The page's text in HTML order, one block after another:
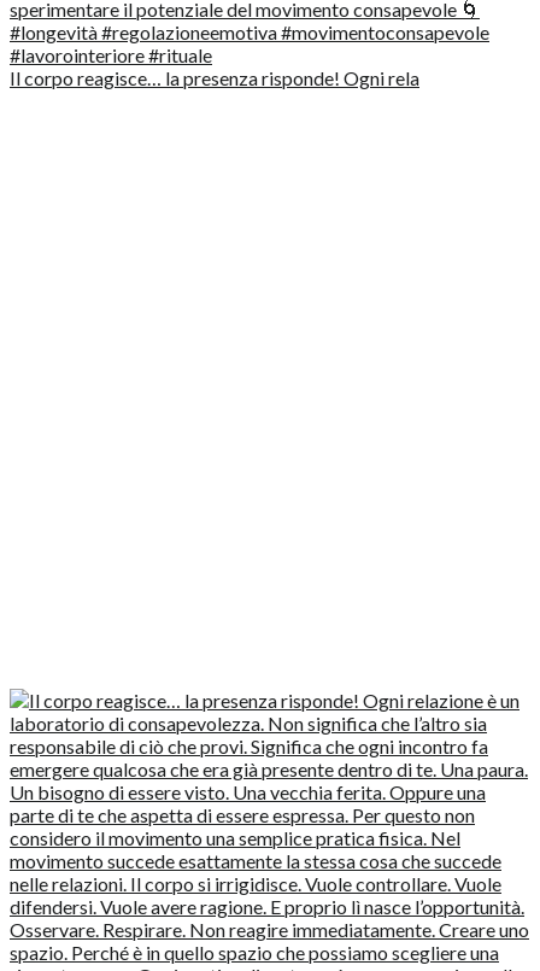
Il corpo reagisce… la presenza risponde! Ogni rela